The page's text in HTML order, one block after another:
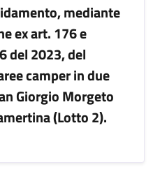
mediante
ex art. 176 e
del 2023, del
camper in due
Giorgio Morgeto
(Lotto 2).